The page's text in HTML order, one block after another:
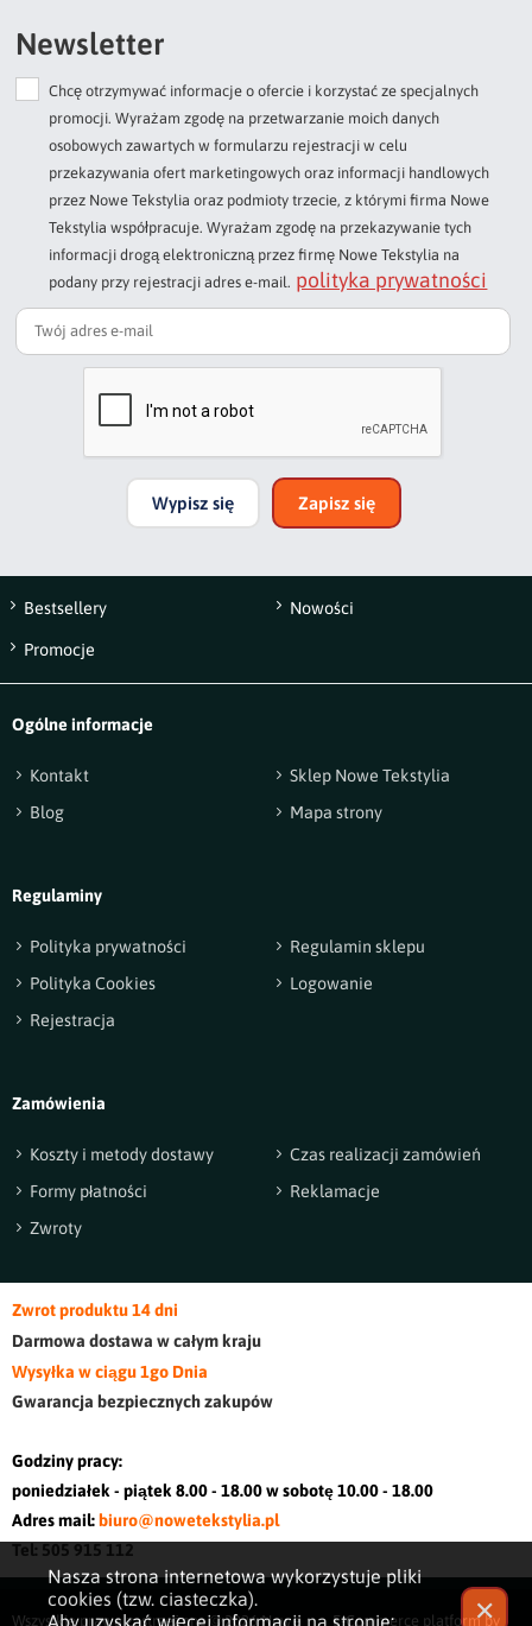
Dodaj opinię o produkcie
Twoja ocena
Bardzo dobry
Twoja opinia o produkcie
Wyślij opinię
Newsletter
Chcę otrzymywać informacje o ofercie i korzystać ze specjalnych
promocji. Wyrażam zgodę na przetwarzanie moich danych
osobowych zawartych w formularzu rejestracji w celu
przekazywania ofert marketingowych oraz informacji handlowych
przez Nowe Tekstylia oraz podmioty trzecie, z którymi firma Nowe
Tekstylia współpracuje. Wyrażam zgodę na przekazywanie tych
informacji drogą elektroniczną przez firmę Nowe Tekstylia na
podany przy rejestracji adres e-mail. polityka prywatności
Wypisz się Zapisz się
Bestsellery Nowości
Promocje
Ogólne informacje
Kontakt
Sklep Nowe Tekstylia
Blog
Mapa strony
Regulaminy
Polityka prywatności
Regulamin sklepu
Polityka Cookies
Logowanie
Rejestracja
Zamówienia
Koszty i metody dostawy
Czas realizacji zamówień
Formy płatności
Reklamacje
Zwroty
Zwrot produktu 14 dni
Darmowa dostawa w całym kraju
Wysyłka w ciągu 1go Dnia
Gwarancja bezpiecznych zakupów
Godziny pracy:
poniedziałek - piątek 8.00 - 18.00 w sobotę 10.00 - 18.00
Adres mail: biuro@nowetekstylia.pl
Tel: 505 915 112
Wszystkie prawa zastrzeżone © 2026Nowe E-Commerce platform by
Nasza strona internetowa wykorzystuje pliki
cookies (tzw. ciasteczka).
Aby uzyskać więcej informacji na stronie:
✕